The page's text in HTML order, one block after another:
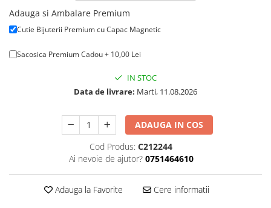
Adauga si Ambalare Premium
Cutie Bijuterii Premium cu Capac Magnetic
Sacosica Premium Cadou + 10,00 Lei
IN STOC
Data de livrare: Marti, 11.08.2026
ADAUGA IN COS
Cod Produs: C212244
Ai nevoie de ajutor? 0751464610
Adauga la Favorite Cere informatii